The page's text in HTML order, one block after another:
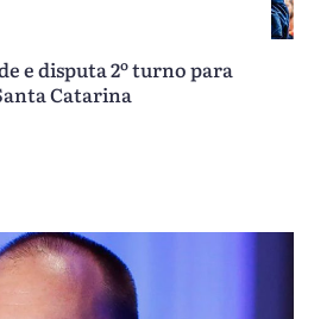
e disputa 2º turno para
Catarina